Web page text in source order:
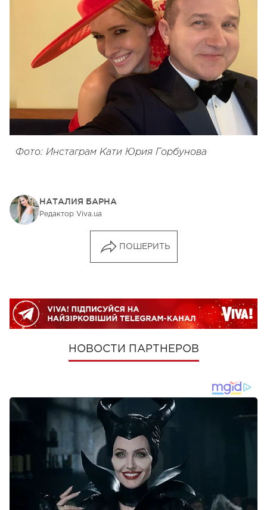
Фото: Инстаграм Кати Юрия Горбунова
НАТАЛИЯ БАРНА
Редактор Viva.ua
ПОШЕРИТЬ
НОВОСТИ ПАРТНЕРОВ